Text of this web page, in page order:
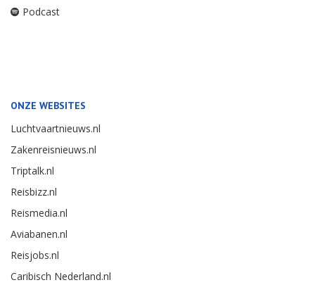
Podcast
ONZE WEBSITES
Luchtvaartnieuws.nl
Zakenreisnieuws.nl
Triptalk.nl
Reisbizz.nl
Reismedia.nl
Aviabanen.nl
Reisjobs.nl
Caribisch Nederland.nl